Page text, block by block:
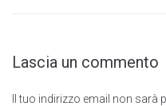
Lascia un commento
Il tuo indirizzo email non sarà